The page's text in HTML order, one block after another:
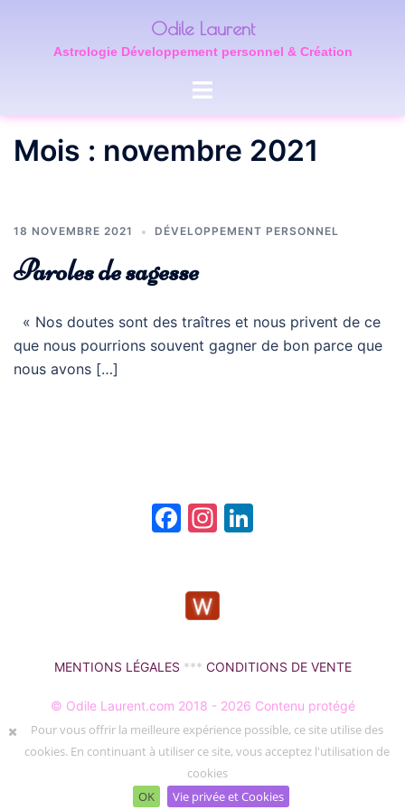
contenu
Odile Laurent
Astrologie Développement personnel & Création
Ouvrir/fermer
Mois : novembre 2021
18 NOVEMBRE 2021 DÉVELOPPEMENT PERSONNEL
Paroles de sagesse
« Nos doutes sont des traîtres et nous privent de ce
que nous pourrions souvent gagner de bon parce que
nous avons […]
Facebook
Instagram
MENTIONS LÉGALES *** CONDITIONS DE VENTE
© Odile Laurent.com 2018 - 2026 Contenu protégé
Création Web MG Records
Pour vous offrir la meilleure expérience possible, ce site utilise des
cookies. En continuant à utiliser ce site, vous acceptez l'utilisation de
cookies
OK
Vie privée et Cookies